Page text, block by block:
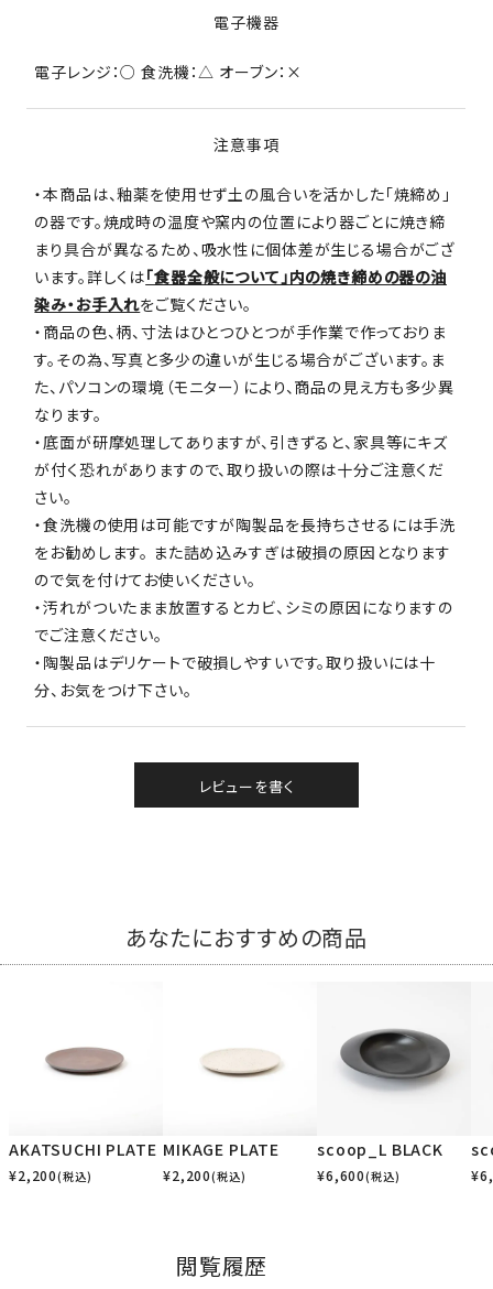
電子機器
電子レンジ：○ 食洗機：△ オーブン：×
注意事項
・本商品は、釉薬を使用せず土の風合いを活かした「焼締め」
の器です。焼成時の温度や窯内の位置により器ごとに焼き締
まり具合が異なるため、吸水性に個体差が生じる場合がござ
います。詳しくは「食器全般について」内の焼き締めの器の油
染み・お手入れをご覧ください。
・商品の色、柄、寸法はひとつひとつが手作業で作っておりま
す。その為、写真と多少の違いが生じる場合がございます。ま
た、パソコンの環境（モニター）により、商品の見え方も多少異
なります。
・底面が研摩処理してありますが、引きずると、家具等にキズ
が付く恐れがありますので、取り扱いの際は十分ご注意くだ
さい。
・食洗機の使用は可能ですが陶製品を長持ちさせるには手洗
をお勧めします。 また詰め込みすぎは破損の原因となります
ので気を付けてお使いください。
・汚れがついたまま放置するとカビ、シミの原因になりますの
でご注意ください。
・陶製品はデリケートで破損しやすいです。取り扱いには十
分、お気をつけ下さい。
レビューを書く
あなたにおすすめの商品
AKATSUCHI PLATE
¥2,200(税込)
MIKAGE PLATE
¥2,200(税込)
scoop_L BLACK
¥6,600(税込) ¥
閲覧履歴